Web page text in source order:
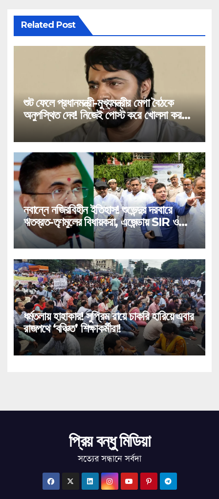
Related Post
শুট ফেলে প্রধানমন্ত্রী-মুখ্যমন্ত্রীর মেগা বৈঠকে
অনুপস্থিত দেব! নিজেই পোস্ট করে খোলসা করলেন
ঘাটালের সাংসদ!
নবান্নে নজিরবিহীন ইতিহাস! শুভেন্দুর দরবারে
ঋতব্রত-তৃণমূলের বিধায়করা, এজেন্ডায় SIR ও
মেগা অ্যাকশন প্ল্যান!
ধর্মতলায় হাহাকার! সুপ্রিম রায়ে চাকরি হারিয়ে এবার
রাজপথে ‘বঞ্চিত’ শিক্ষাকর্মীরা!
প্রিয় বন্ধু মিডিয়া
সত্যের সন্ধানে সর্বদা